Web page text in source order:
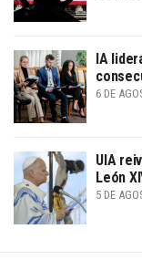
IA
6 DE
UIA
León
5 DE